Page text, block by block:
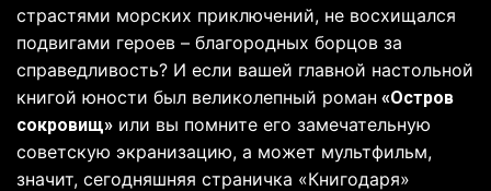
страстями морских приключений, не восхищался
подвигами героев – благородных борцов за
справедливость? И если вашей главной настольной
книгой юности был великолепный роман «Остров
сокровищ» или вы помните его замечательную
советскую экранизацию, а может мультфильм,
значит, сегодняшняя страничка «Книгодаря»